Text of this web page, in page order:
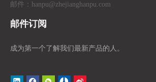
邮件：hanpu@zhejianghanpu.com
邮件订阅
成为第一个了解我们最新产品的人。